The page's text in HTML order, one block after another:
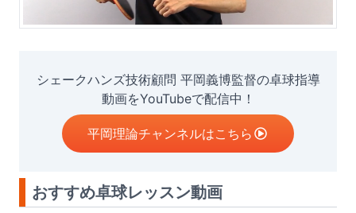
シェークハンズ技術顧問 平岡義博監督の卓球指導
動画をYouTubeで配信中！
平岡理論チャンネルはこちら
おすすめ卓球レッスン動画